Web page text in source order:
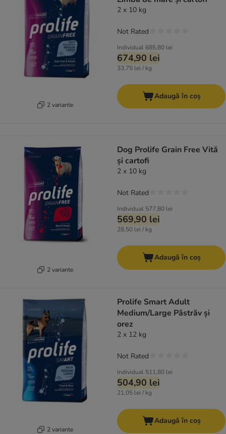
2 variante
2 x 10 kg
Individual 685,80 lei
674,90 lei
33,75 lei / kg
Not Rated
Adaugă în coș
2 variante
Dog Prolife Grain Free Vită
și cartofi
2 x 10 kg
Individual 577,80 lei
569,90 lei
28,50 lei / kg
Not Rated
Adaugă în coș
2 variante
Prolife Smart Adult
Medium/Large Păstrăv și
orez
2 x 12 kg
Individual 511,80 lei
504,90 lei
21,05 lei / kg
Not Rated
Adaugă în coș